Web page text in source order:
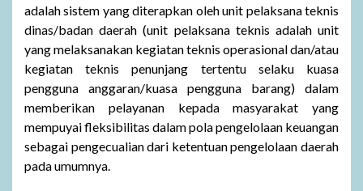
adalah sistem yang diterapkan oleh unit pelaksana teknis
dinas/badan daerah (unit pelaksana teknis adalah unit
yang melaksanakan kegiatan teknis operasional dan/atau
kegiatan teknis penunjang tertentu selaku kuasa
pengguna anggaran/kuasa pengguna barang) dalam
memberikan pelayanan kepada masyarakat yang
mempuyai fleksibilitas dalam pola pengelolaan keuangan
sebagai pengecualian dari ketentuan pengelolaan daerah
pada umumnya.